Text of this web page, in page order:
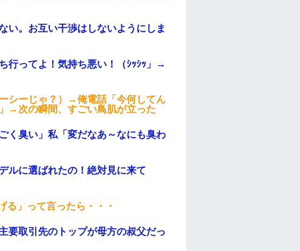
い。お互い干渉はしないようにしま
行ってよ！気持ち悪い！（ｼｯｼｯ」→
シーじゃ？）→俺電話「今何してん
→次の瞬間、すごい鳥肌が立った
く臭い」私「変だなあ～なにも臭わ
ルに選ばれたの！絶対見に来て
る」って言ったら・・・
要取引先のトップが母方の叔父だっ